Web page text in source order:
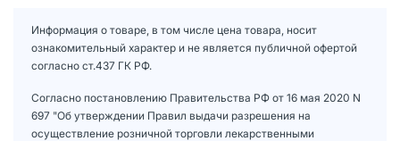
Информация о товаре, в том числе цена товара, носит
ознакомительный характер и не является публичной офертой
согласно ст.437 ГК РФ.
Согласно постановлению Правительства РФ от 16 мая 2020 N
697 "Об утверждении Правил выдачи разрешения на
осуществление розничной торговли лекарственными